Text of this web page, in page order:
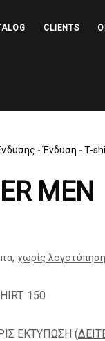
CLIENTS
- Ένδυση - T-
MEN
χωρίς λογοτύπηση
150
ΕΚΤΥΠΩΣΗ (